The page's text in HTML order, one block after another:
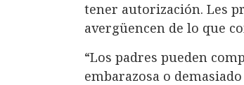
tener autorización. Les
avergüencen de lo que
“Los padres pueden
embarazosa o